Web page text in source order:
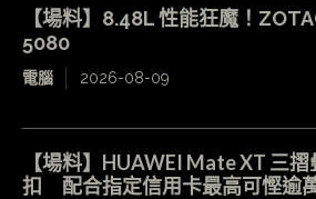
【場料】8.48L 性能狂魔！
5080
電腦 2026-08-09
【場料】HUAWEI Mate XT 三
扣 配合指定信用卡最高可慳逾